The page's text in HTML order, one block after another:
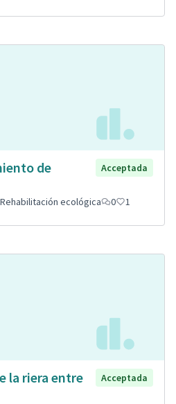
de
Acceptada
Rehabilitación ecológica 0 1
la riera entre
Acceptada